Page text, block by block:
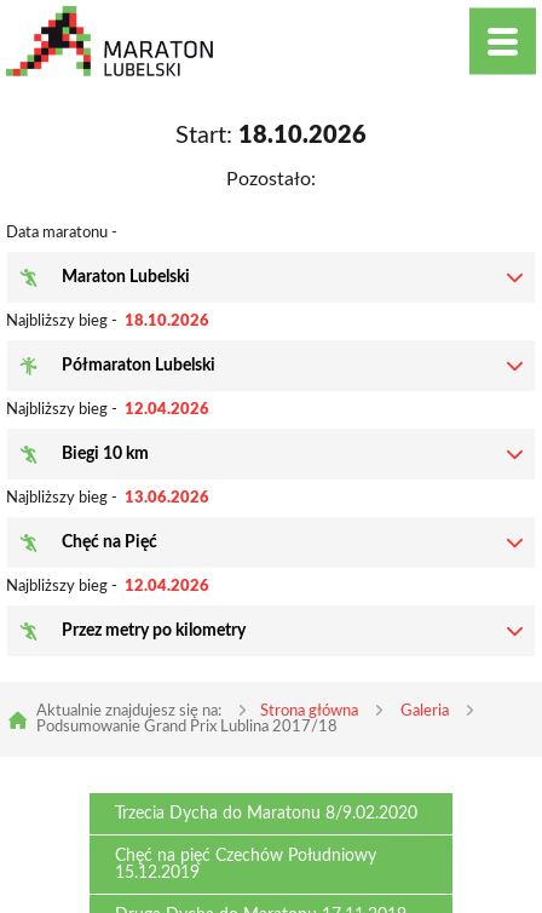
Start: 18.10.2026
Pozostało:
Data maratonu -
Maraton Lubelski
Najbliższy bieg - 18.10.2026
Półmaraton Lubelski
Najbliższy bieg - 12.04.2026
Biegi 10 km
Najbliższy bieg - 13.06.2026
Chęć na Pięć
Najbliższy bieg - 12.04.2026
Przez metry po kilometry
Aktualnie znajdujesz się na: Strona główna
Galeria
Podsumowanie Grand Prix Lublina 2017/18
Trzecia Dycha do Maratonu 8/9.02.2020
Chęć na pięć Czechów Południowy
15.12.2019